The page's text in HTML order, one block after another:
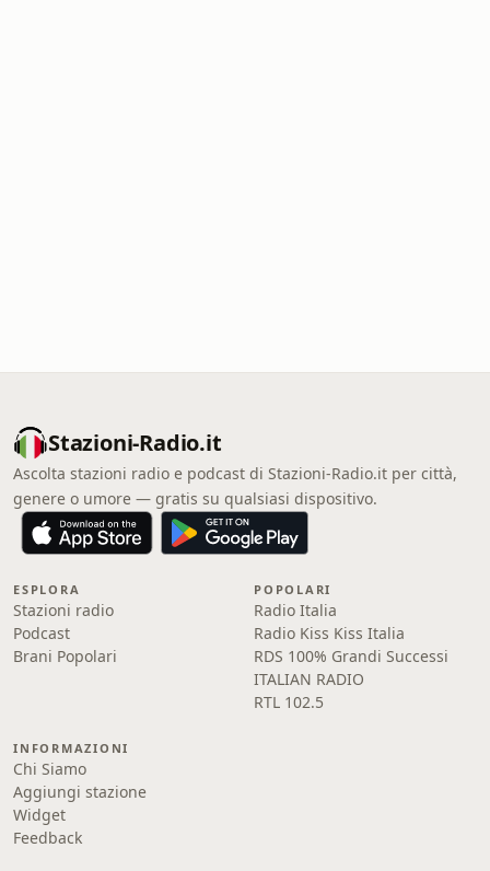
Stazioni-Radio.it
Ascolta stazioni radio e podcast di Stazioni-Radio.it per città,
genere o umore — gratis su qualsiasi dispositivo.
ESPLORA
Stazioni radio
Podcast
Brani Popolari
POPOLARI
Radio Italia
Radio Kiss Kiss Italia
RDS 100% Grandi Successi
ITALIAN RADIO
RTL 102.5
INFORMAZIONI
Chi Siamo
Aggiungi stazione
Widget
Feedback